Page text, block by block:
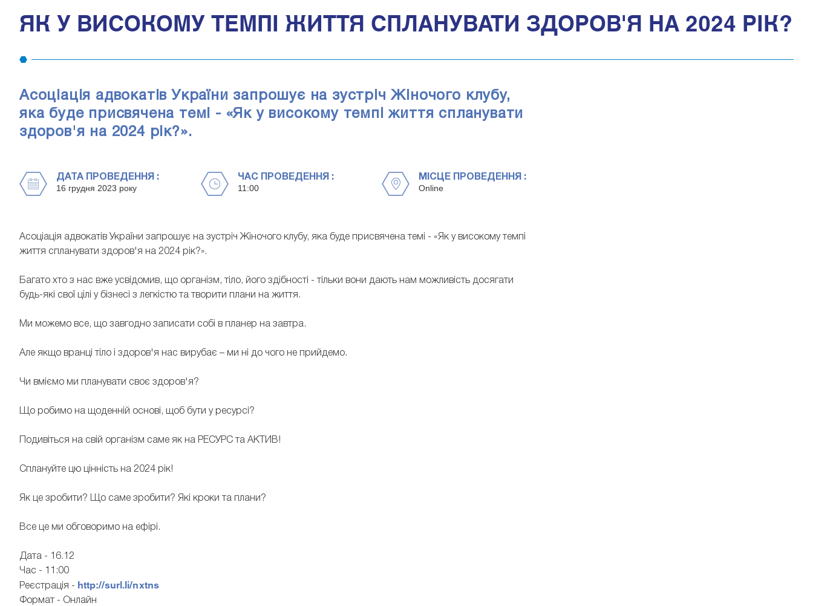
ЯК У ВИСОКОМУ ТЕМПІ ЖИТТЯ СПЛАНУВАТИ ЗДОРОВ'Я НА 2024 РІК?
Асоціація адвокатів України запрошує на зустріч Жіночого клубу,
яка буде присвячена темі - «Як у високому темпі життя спланувати
здоров'я на 2024 рік?».
ДАТА ПРОВЕДЕННЯ :
16 грудня 2023 року
ЧАС ПРОВЕДЕННЯ :
11:00
МІСЦЕ ПРОВЕДЕННЯ :
Online
Асоціація адвокатів України запрошує на зустріч Жіночого клубу, яка буде присвячена темі - «Як у високому темпі
життя спланувати здоров'я на 2024 рік?».
Багато хто з нас вже усвідомив, що організм, тіло, його здібності - тільки вони дають нам можливість досягати
будь-які свої цілі у бізнесі з легкістю та творити плани на життя.
Ми можемо все, що завгодно записати собі в планер на завтра.
Але якщо вранці тіло і здоров'я нас вирубає – ми ні до чого не прийдемо.
Чи вміємо ми планувати своє здоров'я?
Що робимо на щоденній основі, щоб бути у ресурсі?
Подивіться на свій організм саме як на РЕСУРС та АКТИВ!
Сплануйте цю цінність на 2024 рік!
Як це зробити? Що саме зробити? Які кроки та плани?
Все це ми обговоримо на ефірі.
Дата - 16.12
Час - 11:00
Реєстрація - http://surl.li/nxtns
Формат - Онлайн